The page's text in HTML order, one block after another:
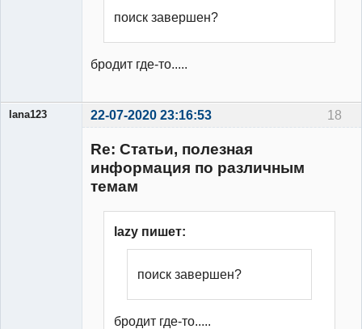
поиск завершен?
бродит где-то.....
18
lana123 22-07-2020 23:16:53
Re: Статьи, полезная
информация по различным
темам
lazy пишет:
поиск завершен?
бродит где-то.....